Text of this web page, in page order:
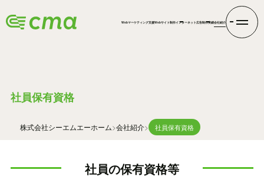
Webマーケティング支援Webサイト制作インターネット広告制作実績会社紹介
社員保有資格
株式会社シーエムエーホーム 会社紹介 社員保有資格
社員の保有資格等